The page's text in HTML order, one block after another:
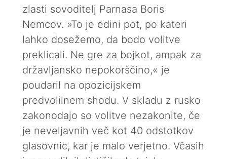
zlasti sovoditelj Parnasa Boris
Nemcov. »To je edini pot, po kateri
lahko dosežemo, da bodo volitve
preklicali. Ne gre za bojkot, ampak za
državljansko nepokorščino,« je
poudaril na opozicijskem
predvolilnem shodu. V skladu z rusko
zakonodajo so volitve nezakonite, če
je neveljavnih več kot 40 odstotkov
glasovnic, kar je malo verjetno. Včasih